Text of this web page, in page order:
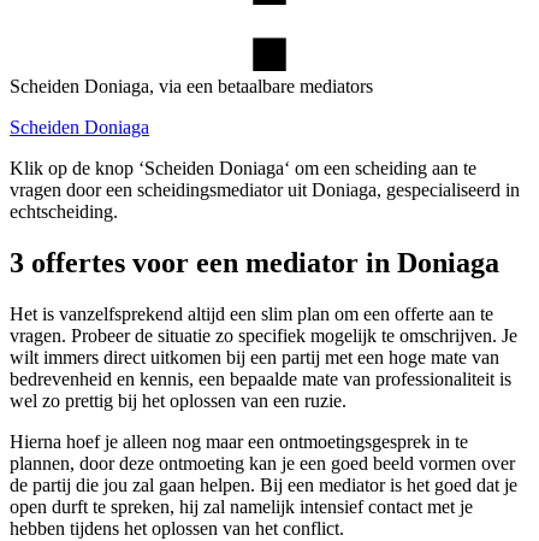
Scheiden Doniaga, via een betaalbare mediators
Scheiden Doniaga
Klik op de knop ‘Scheiden Doniaga‘ om een scheiding aan te
vragen door een scheidingsmediator uit Doniaga, gespecialiseerd in
echtscheiding.
3 offertes voor een mediator in Doniaga
Het is vanzelfsprekend altijd een slim plan om een offerte aan te
vragen. Probeer de situatie zo specifiek mogelijk te omschrijven. Je
wilt immers direct uitkomen bij een partij met een hoge mate van
bedrevenheid en kennis, een bepaalde mate van professionaliteit is
wel zo prettig bij het oplossen van een ruzie.
Hierna hoef je alleen nog maar een ontmoetingsgesprek in te
plannen, door deze ontmoeting kan je een goed beeld vormen over
de partij die jou zal gaan helpen. Bij een mediator is het goed dat je
open durft te spreken, hij zal namelijk intensief contact met je
hebben tijdens het oplossen van het conflict.